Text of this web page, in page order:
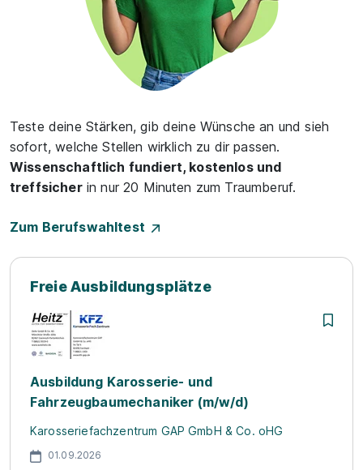
Teste deine Stärken, gib deine Wünsche an und sieh
sofort, welche Stellen wirklich zu dir passen.
Wissenschaftlich fundiert, kostenlos und
treffsicherin nur 20 Minuten zum Traumberuf.
Zum Berufswahltest
Freie Ausbildungsplätze
Ausbildung Karosserie- und
Fahrzeugbaumechaniker (m/w/d)
Karosseriefachzentrum GAP GmbH & Co. oHG
01.09.2026